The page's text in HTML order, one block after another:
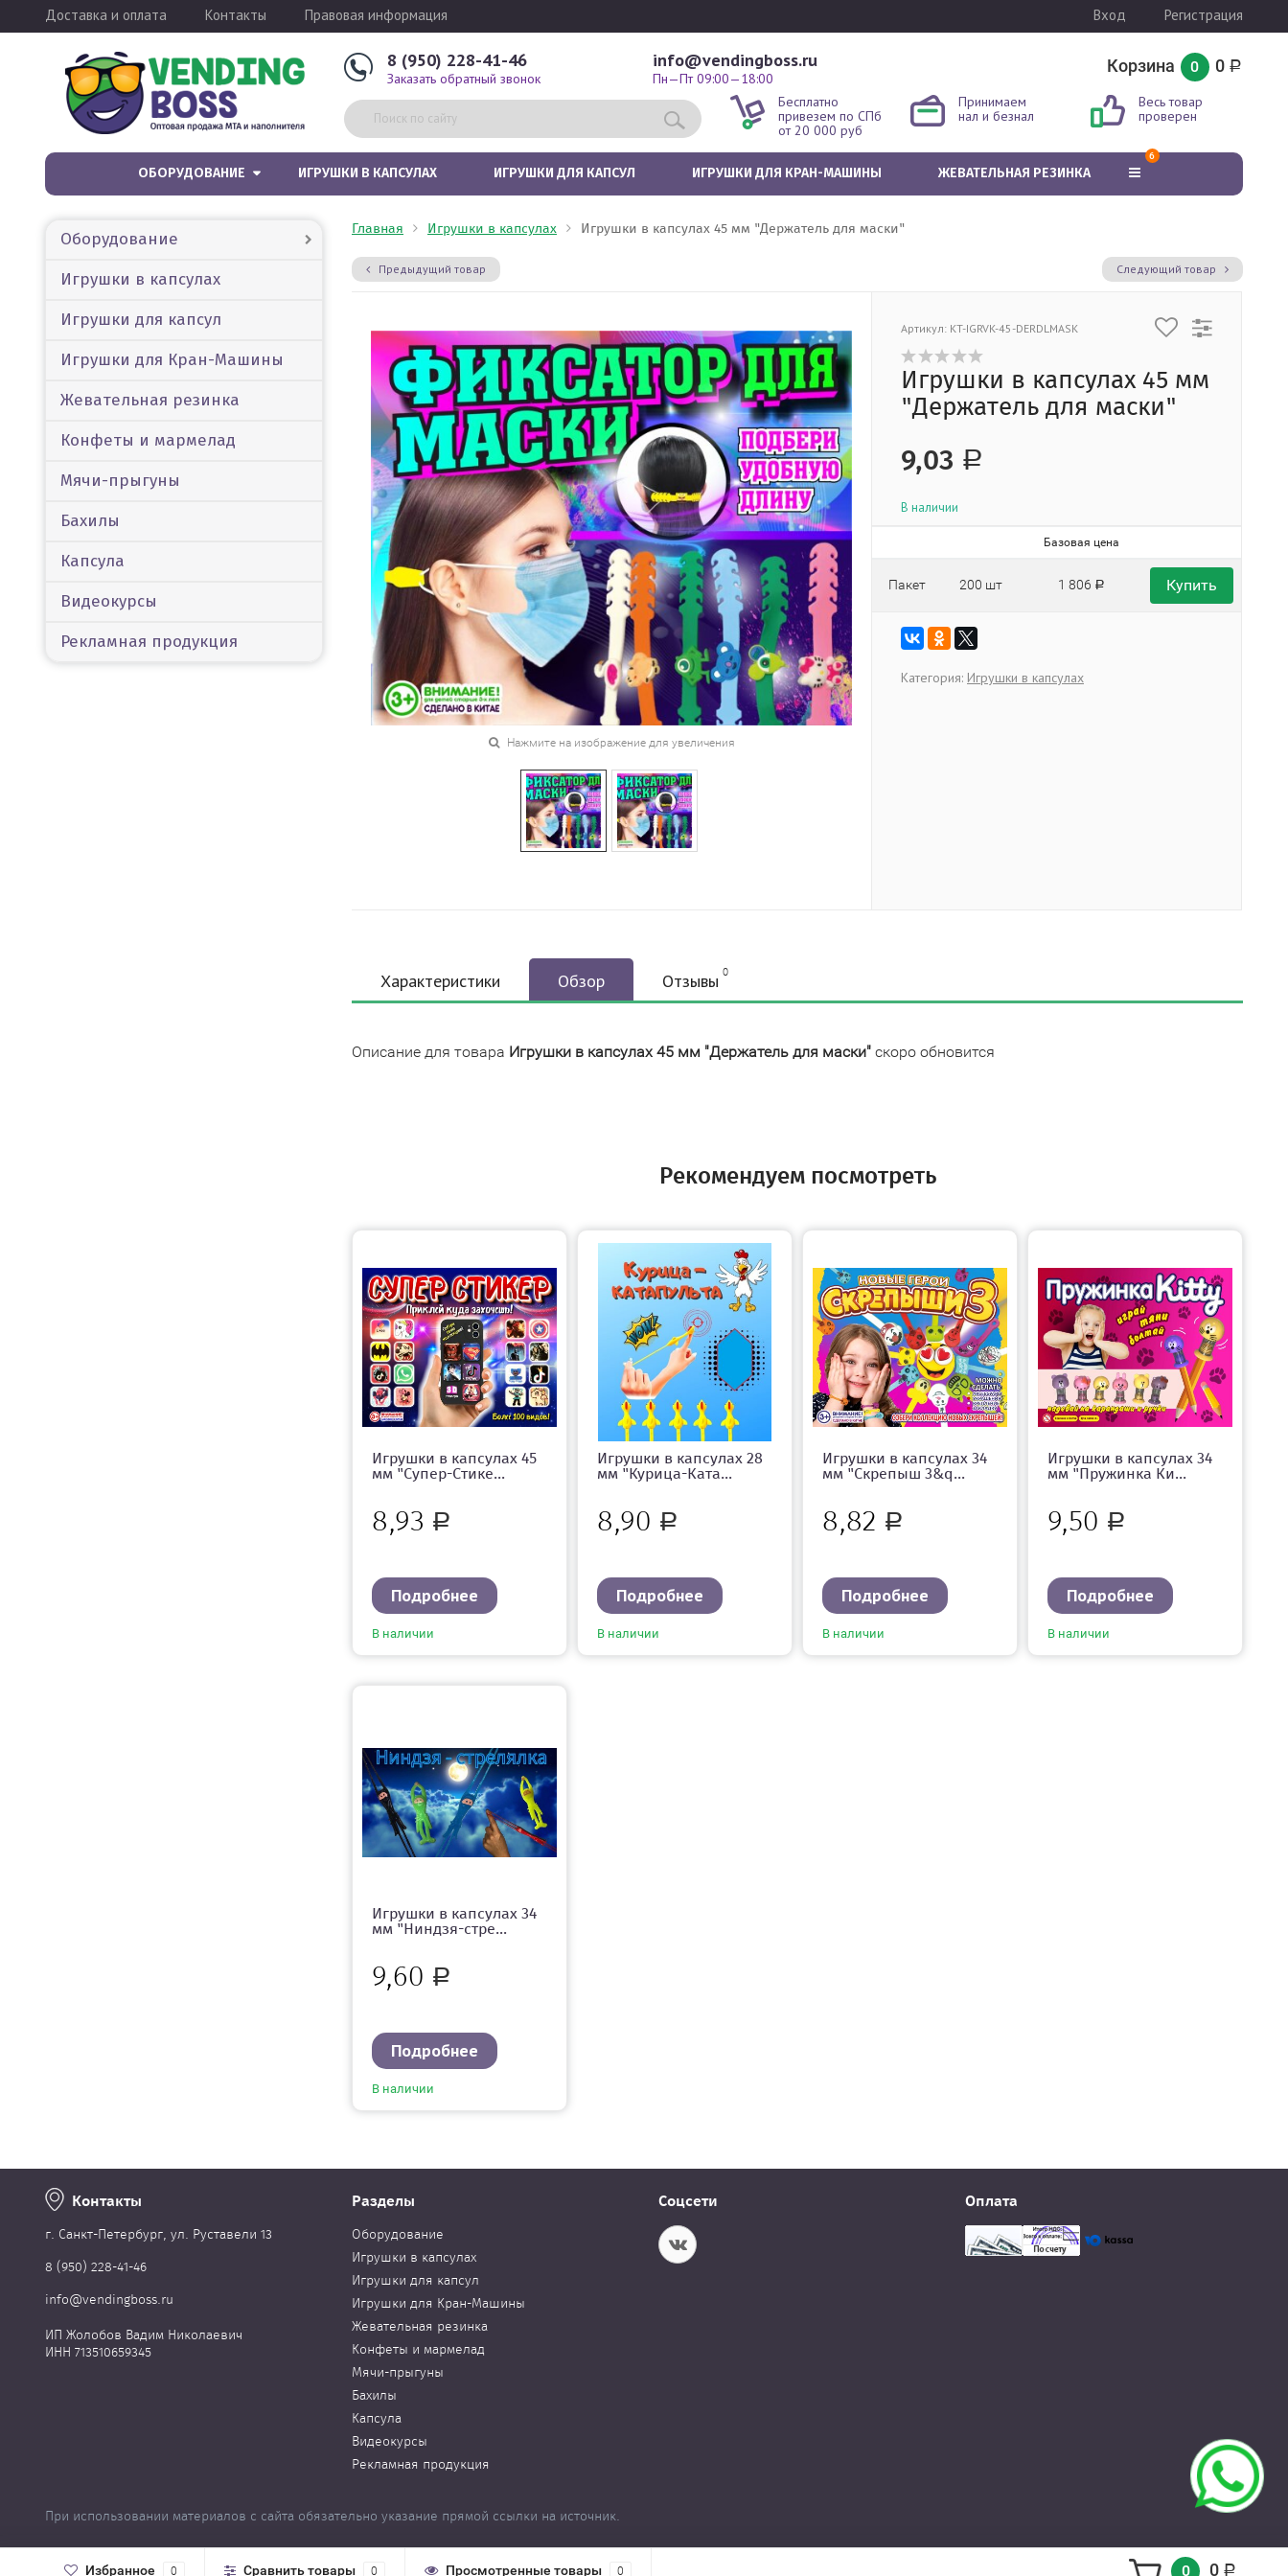
Доставка и оплата Контакты Правовая информация Вход Регистрация
8 (950) 228-41-46
Заказать обратный звонок
info@vendingboss.ru
Пн—Пт 09:00—18:00
Корзина 0 0 Р
Бесплатно
привезем по СПб
от 20 000 руб
Принимаем
нал и безнал
Весь товар
проверен
ОБОРУДОВАНИЕ ИГРУШКИ В КАПСУЛАХ ИГРУШКИ ДЛЯ КАПСУЛ ИГРУШКИ ДЛЯ КРАН-МАШИНЫ ЖЕВАТЕЛЬНАЯ РЕЗИНКА
6
Оборудование
Игрушки в капсулах
Игрушки для капсул
Игрушки для Кран-Машины
Жевательная резинка
Конфеты и мармелад
Мячи-прыгуны
Бахилы
Капсула
Видеокурсы
Рекламная продукция
Главная Игрушки в капсулах Игрушки в капсулах 45 мм "Держатель для маски"
Предыдущий товар Следующий товар
Нажмите на изображение для увеличения
Артикул: KT-IGRVK-45-DERDLMASK
Игрушки в капсулах 45 мм
"Держатель для маски"
9,03 Р
В наличии
Базовая цена
Пакет 200 шт 1 806 Р Купить
Категория: Игрушки в капсулах
Характеристики Обзор Отзывы 0
Описание для товара Игрушки в капсулах 45 мм "Держатель для маски" скоро обновится
Рекомендуем посмотреть
Игрушки в капсулах 45
мм "Супер-Стике...
8,93 Р
Подробнее
В наличии
Игрушки в капсулах 28
мм "Курица-Ката...
8,90 Р
Подробнее
В наличии
Игрушки в капсулах 34
мм "Скрепыш 3&q...
8,82 Р
Подробнее
В наличии
Игрушки в капсулах 34
мм "Пружинка Ки...
9,50 Р
Подробнее
В наличии
Игрушки в капсулах 34
мм "Ниндзя-стре...
9,60 Р
Подробнее
В наличии
Контакты
г. Cанкт-Петербург, ул. Руставели 13
8 (950) 228-41-46
info@vendingboss.ru
ИП Жолобов Вадим Николаевич
ИНН 713510659345
Разделы
Оборудование
Игрушки в капсулах
Игрушки для капсул
Игрушки для Кран-Машины
Жевательная резинка
Конфеты и мармелад
Мячи-прыгуны
Бахилы
Капсула
Видеокурсы
Рекламная продукция
Соцсети Оплата
При использовании материалов с сайта обязательно указание прямой ссылки на источник.
Избранное 0 Сравнить товары 0 Просмотренные товары 0 0 0 Р